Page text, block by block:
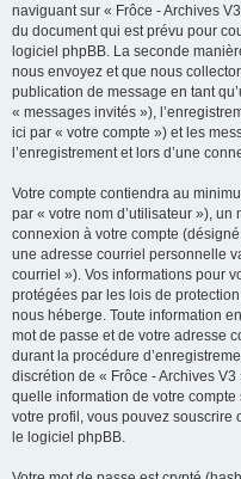
naviguant sur « Frôce - Archives
du document qui est prévu pour
logiciel phpBB. La seconde
nous envoyez et que nous
publication de message en tant
« messages invités »),
ici par « votre compte ») et les
l’enregistrement et lors d’une
Votre compte contiendra au
par « votre nom d’utilisateur »),
connexion à votre compte
une adresse courriel personnelle
courriel »). Vos informations pour
protégées par les lois de
nous héberge. Toute information
mot de passe et de votre adresse
durant la procédure
discrétion de « Frôce - Archives
quelle information de votre
votre profil, vous pouvez souscrire
le logiciel phpBB.